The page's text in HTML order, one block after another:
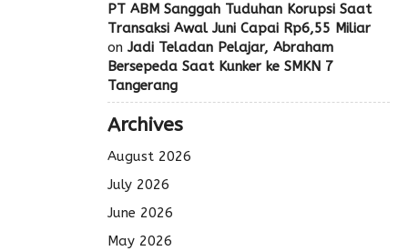
PT ABM Sanggah Tuduhan Korupsi Saat
Transaksi Awal Juni Capai Rp6,55 Miliar
on Jadi Teladan Pelajar, Abraham
Bersepeda Saat Kunker ke SMKN 7
Tangerang
Archives
August 2026
July 2026
June 2026
May 2026